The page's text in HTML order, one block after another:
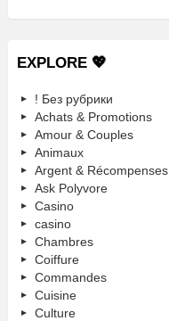
EXPLORE 💖
! Без рубрики
Achats & Promotions
Amour & Couples
Animaux
Argent & Récompenses
Ask Polyvore
Casino
casino
Chambres
Coiffure
Commandes
Cuisine
Culture